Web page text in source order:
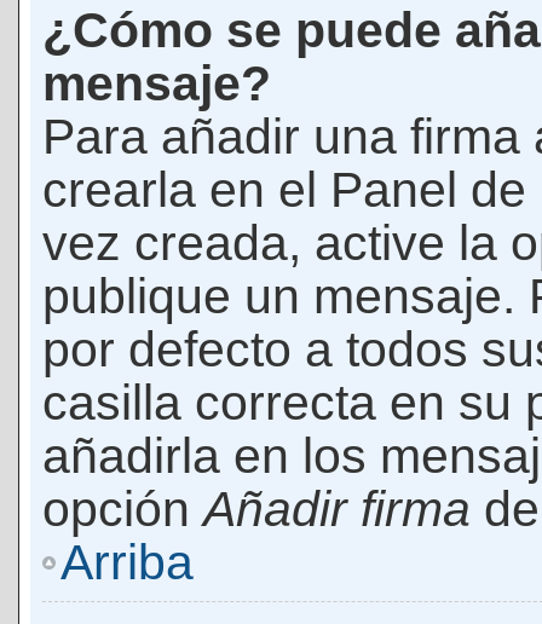
¿Cómo se puede
mensaje?
Para añadir una
crearla en el Panel
vez creada, active la
publique un mensaje.
por defecto a todos
casilla correcta en su
añadirla en los
opciónAñadir firma
Arriba